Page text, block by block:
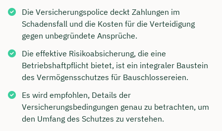
Die Versicherungspolice deckt Zahlungen im
Schadensfall und die Kosten für die Verteidigung
gegen unbegründete Ansprüche.
Die effektive Risikoabsicherung, die eine
Betriebshaftpflicht bietet, ist ein integraler Baustein
des Vermögensschutzes für Bauschlossereien.
Es wird empfohlen, Details der
Versicherungsbedingungen genau zu betrachten, um
den Umfang des Schutzes zu verstehen.